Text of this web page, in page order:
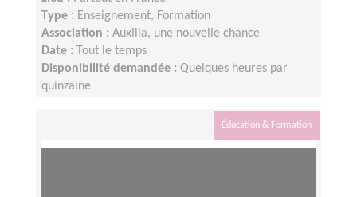
Type : Enseignement, Formation
Association : Auxilia, une nouvelle chance
Date :
Tout le temps
Disponibilité demandée : Quelques heures par
quinzaine
Éducation & Formation